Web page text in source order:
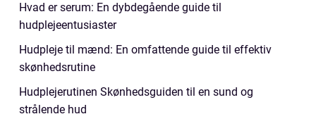
Hvad er serum: En dybdegående guide til
hudplejeentusiaster
Hudpleje til mænd: En omfattende guide til effektiv
skønhedsrutine
Hudplejerutinen Skønhedsguiden til en sund og
strålende hud